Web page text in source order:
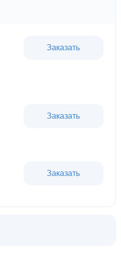
Заказать
Заказать
Заказать